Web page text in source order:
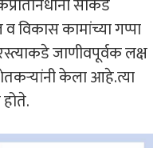
साकडे
विकास कामांच्या गप्पा
जाणीवपूर्वक लक्ष
केला आहे.त्या